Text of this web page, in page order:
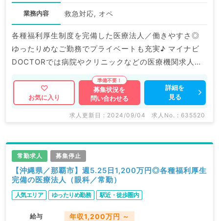
業務内容 救急対応, オペ
各種福利厚生制度を完備した医療法人／働きやすさ◎
ゆったりめなご勤務でプライベートも充実♪ マイナビ
DOCTORでは病院やクリニックなどの医療機関求人は
もちろんのこと、 掲載情報以外にも産業医等の企業系
求人も多数扱っています。 求人内容の詳細等はお気軽
にお問合せ下さい。
お気に入り
募集状況を
問い合わせる
詳細を
見る
求人更新日 : 2024/09/04 求人No. : 635520
常勤求人 募集停止
【沖縄県／那覇市】週5.25日1,200万円◎各種福利厚生
完備の医療法人（眼科／常勤）
人気エリア ゆったりめ勤務 駅近・徒歩圏内
給与 年収1,200万円 ～